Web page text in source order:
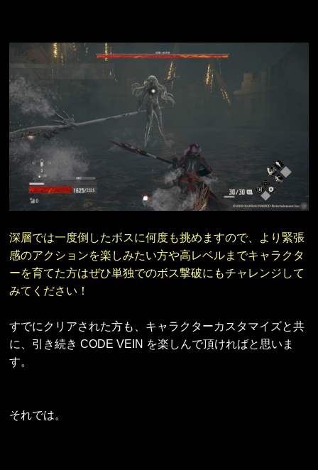
深層では一度倒したボスに何度も挑めますので、より緊張
感のアクションを楽しみたい方や高レベルまでキャラクタ
ーを育てた方はぜひ単独でのボス撃破にもチャレンジして
みてください！
すでにクリアされた方も、キャラクターカスタマイズと共
に、引き続き CODE VEIN を楽しんで頂ければと思いま
す。
それでは。